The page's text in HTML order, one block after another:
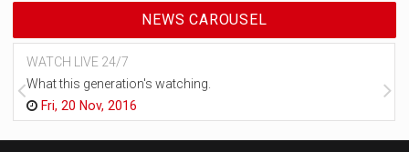
NEWS CAROUSEL
WATCH LIVE 24/7
What this generation's watching.
Fri, 20 Nov, 2016